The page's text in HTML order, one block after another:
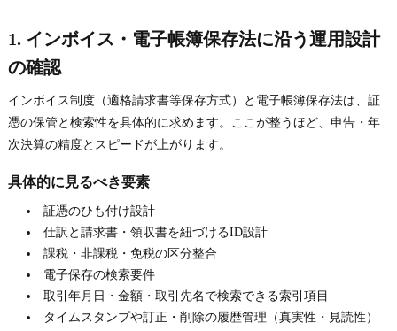
1. インボイス・電子帳簿保存法に沿う運用設計
の確認
インボイス制度（適格請求書等保存方式）と電子帳簿保存法は、証
憑の保管と検索性を具体的に求めます。ここが整うほど、申告・年
次決算の精度とスピードが上がります。
具体的に見るべき要素
証憑のひも付け設計
仕訳と請求書・領収書を紐づけるID設計
課税・非課税・免税の区分整合
電子保存の検索要件
取引年月日・金額・取引先名で検索できる索引項目
タイムスタンプや訂正・削除の履歴管理（真実性・見読性）